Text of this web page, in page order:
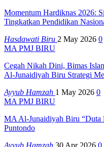
Momentum Hardiknas 2026:
Tingkatkan Pendidikan
Hasdawati Biru 2 May 2026 0
MA PMJ BIRU
Cegah Nikah Dini, Bimas
Al-Junaidiyah Biru Strategi
Ayyub Hamzah 1 May 2026 0
MA PMJ BIRU
MA Al-Junaidiyah Biru
Puntondo
Ayyub Hamzah 30 Apr 2026 0